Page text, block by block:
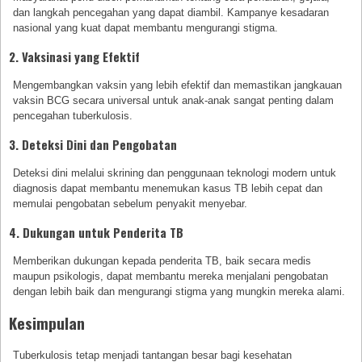
dan langkah pencegahan yang dapat diambil. Kampanye kesadaran
nasional yang kuat dapat membantu mengurangi stigma.
2. Vaksinasi yang Efektif
Mengembangkan vaksin yang lebih efektif dan memastikan jangkauan
vaksin BCG secara universal untuk anak-anak sangat penting dalam
pencegahan tuberkulosis.
3. Deteksi Dini dan Pengobatan
Deteksi dini melalui skrining dan penggunaan teknologi modern untuk
diagnosis dapat membantu menemukan kasus TB lebih cepat dan
memulai pengobatan sebelum penyakit menyebar.
4. Dukungan untuk Penderita TB
Memberikan dukungan kepada penderita TB, baik secara medis
maupun psikologis, dapat membantu mereka menjalani pengobatan
dengan lebih baik dan mengurangi stigma yang mungkin mereka alami.
Kesimpulan
Tuberkulosis tetap menjadi tantangan besar bagi kesehatan